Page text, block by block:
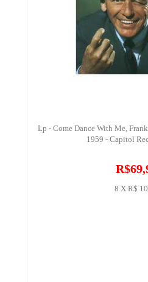
Lp - Come Dance With Me,
1959 - Capitol
8 X R$